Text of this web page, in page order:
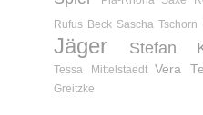
Rufus Beck Sascha Tschorn
Jäger
Stefan
Tessa Mittelstaedt Vera
Greitzke